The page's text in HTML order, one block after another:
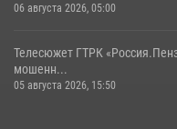
06 августа 2026, 05:00
Телесюжет ГТРК
мошенн...
05 августа 2026, 15:50